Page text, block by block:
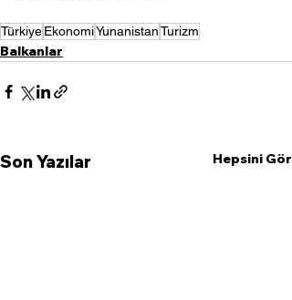
TürkiyeEkonomiYunanistanTurizm
Balkanlar
Son Yazılar Hepsini Gör